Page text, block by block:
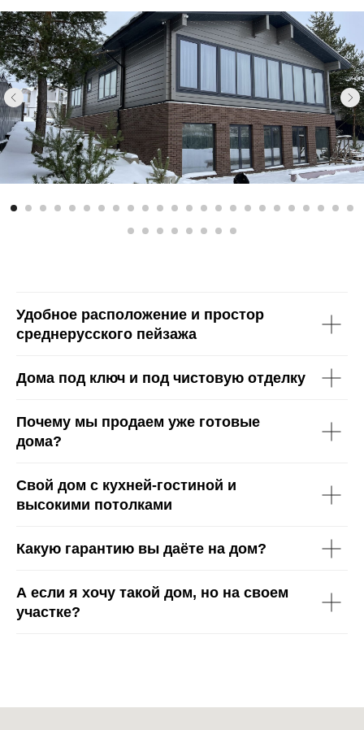
Удобное расположение и простор
среднерусского пейзажа
Дома под ключ и под чистовую отделку
Почему мы продаем уже готовые
дома?
Свой дом с кухней-гостиной и
высокими потолками
Какую гарантию вы даёте на дом?
А если я хочу такой дом, но на своем
участке?